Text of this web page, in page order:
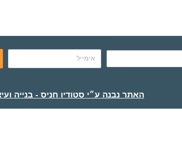
האתר נבנה ע״י סטודיו חניס - בנייה